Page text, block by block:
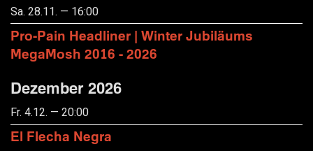
Sa. 28.11. — 16:00
Pro-Pain Headliner | Winter Jubiläums
MegaMosh 2016 - 2026
Dezember 2026
Fr. 4.12. — 20:00
El Flecha Negra